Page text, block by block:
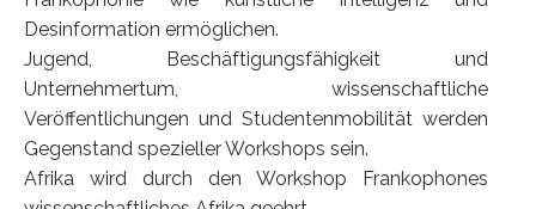
Desinformation ermöglichen.
Jugend, Beschäftigungsfähigkeit und
Unternehmertum, wissenschaftliche
Veröffentlichungen und Studentenmobilität werden
Gegenstand spezieller Workshops sein.
Afrika wird durch den Workshop Frankophones